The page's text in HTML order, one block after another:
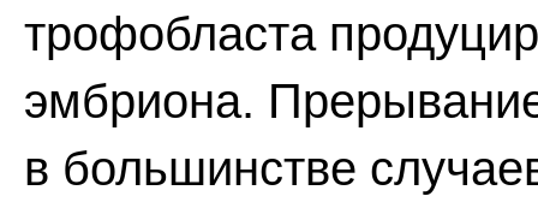
трофобласта
эмбриона.
в большинстве